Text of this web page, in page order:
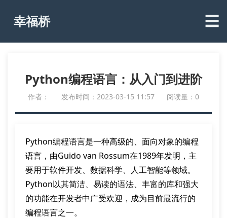
幸福桥 ☰
Python编程语言：从入门到进阶
作者： 发布时间：2023-03-15 11:57 阅读量：0
Python编程语言是一种高级的、面向对象的编程
语言，由Guido van Rossum在1989年发明，主
要用于软件开发、数据科学、人工智能等领域。
Python以其简洁、易读的语法、丰富的库和强大
的功能在开发者中广受欢迎，成为目前最流行的
编程语言之一。